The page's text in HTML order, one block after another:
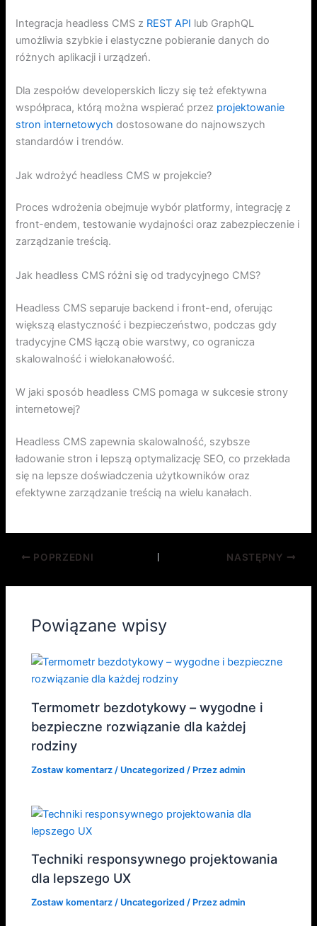
Integracja headless CMS z REST API lub GraphQL
umożliwia szybkie i elastyczne pobieranie danych do
różnych aplikacji i urządzeń.
Dla zespołów developerskich liczy się też efektywna
współpraca, którą można wspierać przez projektowanie
stron internetowych dostosowane do najnowszych
standardów i trendów.
Jak wdrożyć headless CMS w projekcie?
Proces wdrożenia obejmuje wybór platformy, integrację z
front-endem, testowanie wydajności oraz zabezpieczenie i
zarządzanie treścią.
Jak headless CMS różni się od tradycyjnego CMS?
Headless CMS separuje backend i front-end, oferując
większą elastyczność i bezpieczeństwo, podczas gdy
tradycyjne CMS łączą obie warstwy, co ogranicza
skalowalność i wielokanałowość.
W jaki sposób headless CMS pomaga w sukcesie strony
internetowej?
Headless CMS zapewnia skalowalność, szybsze
ładowanie stron i lepszą optymalizację SEO, co przekłada
się na lepsze doświadczenia użytkowników oraz
efektywne zarządzanie treścią na wielu kanałach.
POPRZEDNI NASTĘPNY
Powiązane wpisy
Termometr bezdotykowy – wygodne i
bezpieczne rozwiązanie dla każdej
rodziny
Zostaw komentarz / Uncategorized / Przezadmin
Techniki responsywnego projektowania
dla lepszego UX
Zostaw komentarz / Uncategorized / Przezadmin